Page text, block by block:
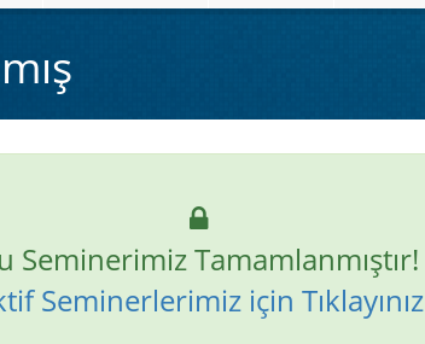
Seminerimiz Tamamlanmıştır!
Seminerlerimiz için Tıklayınız